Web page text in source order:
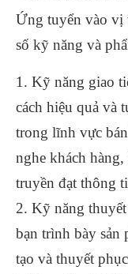
Ứng tuyển vào vị
số kỹ năng và
1. Kỹ năng giao
cách hiệu quả và
trong lĩnh vực
nghe khách
truyền đạt thông
2. Kỹ năng
bạn trình bày sản
tạo và thuyết